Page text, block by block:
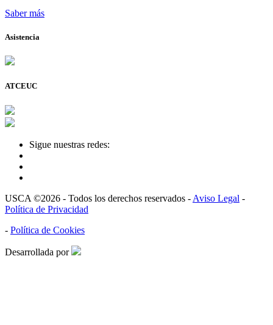
Saber más
Asistencia
ATCEUC
Sigue nuestras redes:
USCA ©2026 - Todos los derechos reservados - Aviso Legal -
Política de Privacidad
- Política de Cookies
Desarrollada por